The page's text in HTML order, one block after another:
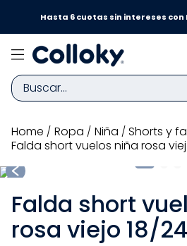
Hasta 6 cuotas sin intereses con
Buscar...
ropa niña
shorts y
Falda short vuelos niña rosa
Falda short
rosa viejo 18/
TÉRMINOS MÁS BUSCADOS
1.
zapatillas niña
2.
3.
medias
4.
sandalias